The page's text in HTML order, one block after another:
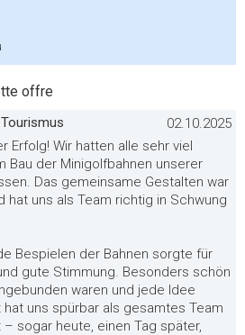
offre
02.10.2025
Erfolg! Wir hatten alle sehr viel
Bau der Minigolfbahnen unserer
Das gemeinsame Gestalten war
hat uns als Team richtig in Schwung
Bespielen der Bahnen sorgte für
gute Stimmung. Besonders schön
waren und jede Idee
uns spürbar als gesamtes Team
sogar heute, einen Tag später,